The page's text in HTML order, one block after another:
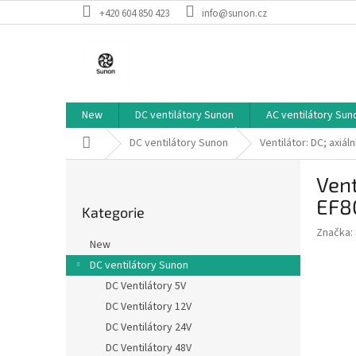
na
+420 604 850 423 info@sunon.cz
New DC ventilátory Sunon AC ventilátory
Domů DC ventilátory Sunon Ventilátor: DC;
a
n
kategorie
Kategorie
New
DC ventilátory Sunon
DC Ventilátory 5V
DC Ventilátory 12V
DC Ventilátory 24V
DC Ventilátory 48V
Značka: